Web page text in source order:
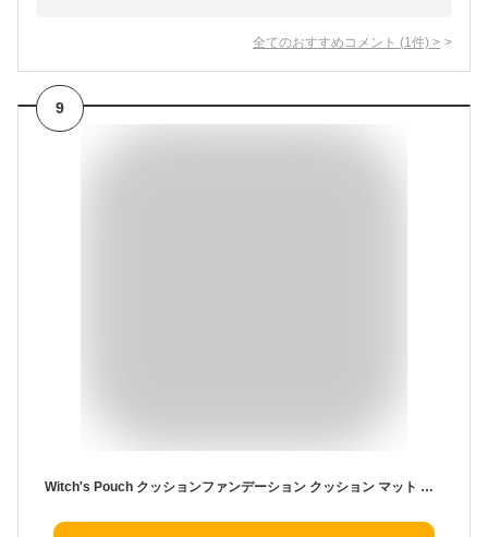
全てのおすすめコメント (1 件) >
9
Witch's Pouch クッションファンデーション クッション マット 毛穴 崩れない ヴェルベットトゥーウェイケーキ 韓国コスメ ミネラル プチプラ 50代 40代 30代 乾燥肌 人気 ナチュラル テカらない 送料無料 ウィッチズポーチ